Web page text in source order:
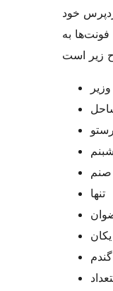
خود
به
وزیر
شبنم
صنم
تنها
یکان
گندم